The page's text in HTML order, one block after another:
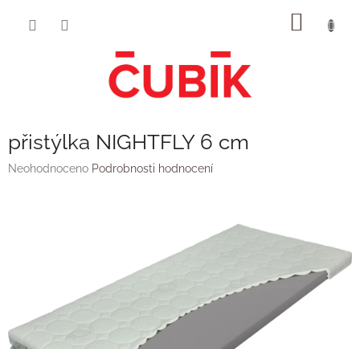
přistýlka NIGHTFLY 6 cm
Průměrné
Neohodnoceno Podrobnosti hodnocení